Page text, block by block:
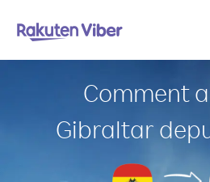
Comment
Gibraltar